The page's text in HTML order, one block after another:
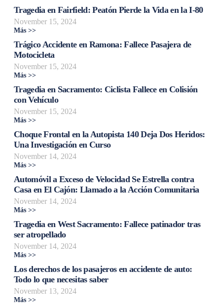
Tragedia en Fairfield: Peatón Pierde la Vida en la I-80
November 15, 2024
Más >>
Trágico Accidente en Ramona: Fallece Pasajera de
Motocicleta
November 15, 2024
Más >>
Tragedia en Sacramento: Ciclista Fallece en Colisión
con Vehículo
November 15, 2024
Más >>
Choque Frontal en la Autopista 140 Deja Dos Heridos:
Una Investigación en Curso
November 14, 2024
Más >>
Automóvil a Exceso de Velocidad Se Estrella contra
Casa en El Cajón: Llamado a la Acción Comunitaria
November 14, 2024
Más >>
Tragedia en West Sacramento: Fallece patinador tras
ser atropellado
November 14, 2024
Más >>
Los derechos de los pasajeros en accidente de auto:
Todo lo que necesitas saber
November 13, 2024
Más >>